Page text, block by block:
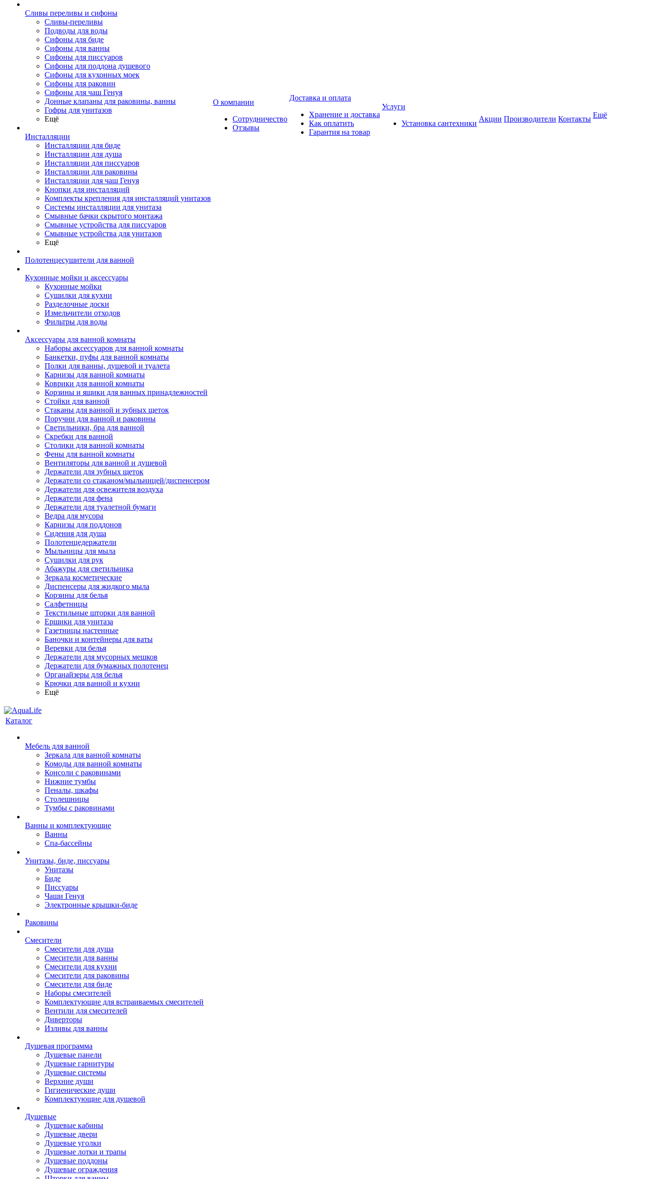
Сливы переливы и сифоны
Сливы-переливы
Подводы для воды
Сифоны для биде
Сифоны для ванны
Сифоны для писсуаров
Сифоны для поддона душевого
Сифоны для кухонных моек
Сифоны для раковин
Сифоны для чаш Генуя
Донные клапаны для раковины, ванны
Гофры для унитазов
Ещё
Инсталляции
Инсталляции для биде
Инсталляции для душа
Инсталляции для писсуаров
Инсталляции для раковины
Инсталляции для чаш Генуя
Кнопки для инсталляций
Комплекты крепления для инсталляций унитазов
Системы инсталляции для унитаза
Смывные бачки скрытого монтажа
Смывные устройства для писсуаров
Смывные устройства для унитазов
Ещё
Полотенцесушители для ванной
Кухонные мойки и аксессуары
Кухонные мойки
Сушилки для кухни
Разделочные доски
Измельчители отходов
Фильтры для воды
Аксессуары для ванной комнаты
Наборы аксессуаров для ванной комнаты
Банкетки, пуфы для ванной комнаты
Полки для ванны, душевой и туалета
Карнизы для ванной комнаты
Коврики для ванной комнаты
Корзины и ящики для ванных принадлежностей
Стойки для ванной
Стаканы для ванной и зубных щеток
Поручни для ванной и раковины
Светильники, бра для ванной
Скребки для ванной
Столики для ванной комнаты
Фены для ванной комнаты
Вентиляторы для ванной и душевой
Держатели для зубных щеток
Держатели со стаканом/мыльницей/диспенсером
Держатели для освежителя воздуха
Держатели для фена
Держатели для туалетной бумаги
Ведра для мусора
Карнизы для поддонов
Сидения для душа
Полотенцедержатели
Мыльницы для мыла
Сушилки для рук
Абажуры для светильника
Зеркала косметические
Диспенсеры для жидкого мыла
Корзины для белья
Салфетницы
Текстильные шторки для ванной
Ершики для унитаза
Газетницы настенные
Баночки и контейнеры для ваты
Веревки для белья
Держатели для мусорных мешков
Держатели для бумажных полотенец
Органайзеры для белья
Крючки для ванной и кухни
Ещё
О компании
Сотрудничество
Отзывы
Доставка и оплата
Хранение и доставка
Как оплатить
Гарантия на товар
Услуги
Установка сантехники
Акции Производители Контакты Ещё
Каталог
Мебель для ванной
Зеркала для ванной комнаты
Комоды для ванной комнаты
Консоли с раковинами
Нижние тумбы
Пеналы, шкафы
Столешницы
Тумбы с раковинами
Ванны и комплектующие
Ванны
Спа-бассейны
Унитазы, биде, писсуары
Унитазы
Биде
Писсуары
Чаши Генуя
Электронные крышки-биде
Раковины
Смесители
Смесители для душа
Смесители для ванны
Смесители для кухни
Смесители для раковины
Смесители для биде
Наборы смесителей
Комплектующие для встраиваемых смесителей
Вентили для смесителей
Диверторы
Изливы для ванны
Душевая программа
Душевые панели
Душевые гарнитуры
Душевые системы
Верхние души
Гигиенические души
Комплектующие для душевой
Душевые
Душевые кабины
Душевые двери
Душевые уголки
Душевые лотки и трапы
Душевые поддоны
Душевые ограждения